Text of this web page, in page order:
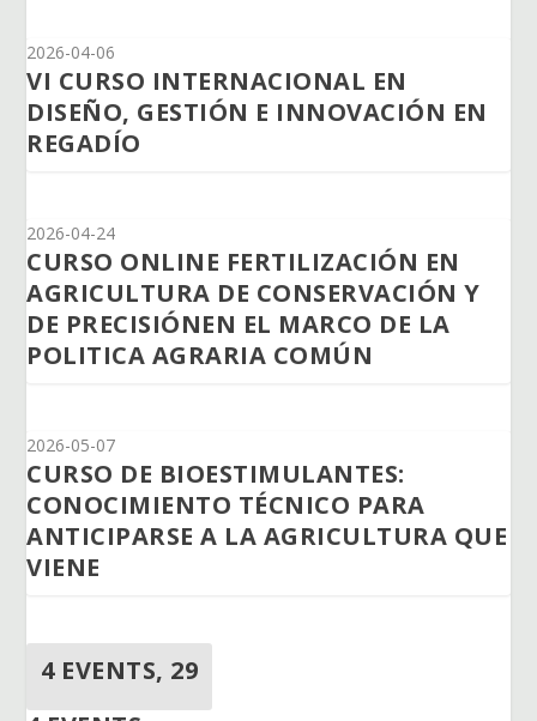
2026-04-06
VI CURSO INTERNACIONAL EN
DISEÑO, GESTIÓN E INNOVACIÓN EN
REGADÍO
2026-04-24
CURSO ONLINE FERTILIZACIÓN EN
AGRICULTURA DE CONSERVACIÓN Y
DE PRECISIÓNEN EL MARCO DE LA
POLITICA AGRARIA COMÚN
2026-05-07
CURSO DE BIOESTIMULANTES:
CONOCIMIENTO TÉCNICO PARA
ANTICIPARSE A LA AGRICULTURA QUE
VIENE
4 EVENTS, 29